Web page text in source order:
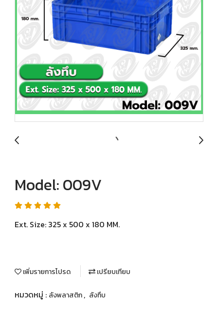
Model: 009V
Ext. Size: 325 x 500 x 180 MM.
เพิ่มรายการโปรด เปรียบเทียบ
หมวดหมู่ : ลังพลาสติก, ลังทึบ